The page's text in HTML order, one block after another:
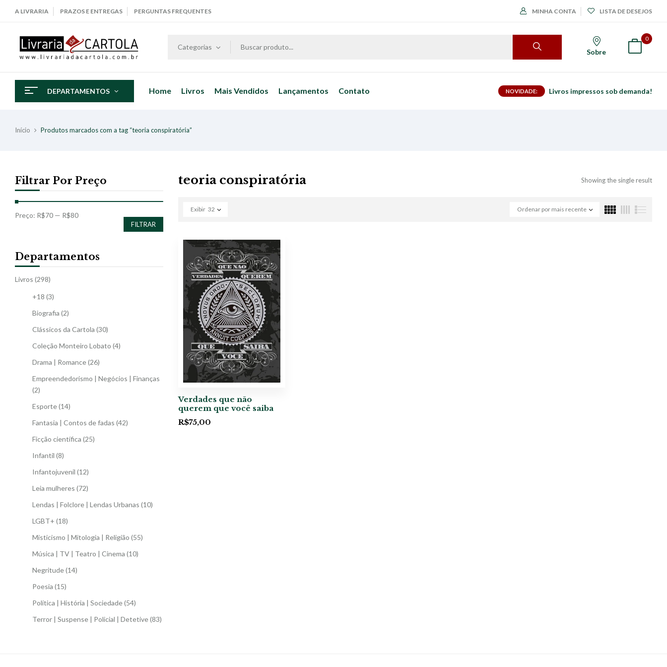
A LIVRARIA PRAZOS E ENTREGAS PERGUNTAS FREQUENTES MINHA CONTA LISTA DE DESEJOS
Categorias
Sobre
0
DEPARTAMENTOS Home Livros Mais Vendidos Lançamentos Contato NOVIDADE: Livros impressos sob demanda!
Início Produtos marcados com a tag “teoria conspiratória”
Filtrar Por Preço
FILTRAR
Preço: R$70 — R$80
Departamentos
Livros (298)
+18 (3)
Biografia (2)
Clássicos da Cartola (30)
Coleção Monteiro Lobato (4)
Drama | Romance(26)
Empreendedorismo | Negócios | Finanças
(2)
Esporte(14)
Fantasia | Contos de fadas (42)
Ficção científica (25)
Infantil (8)
Infantojuvenil (12)
Leia mulheres (72)
Lendas | Folclore | Lendas Urbanas (10)
LGBT+ (18)
Misticismo | Mitologia | Religião (55)
Música | TV | Teatro | Cinema (10)
Negritude(14)
Poesia (15)
Política | História | Sociedade(54)
Terror | Suspense | Policial | Detetive(83)
teoria conspiratória Showing the single result
Ordenar por mais recente
Exibir 32
Verdades que não
querem que você saiba
R$75,00